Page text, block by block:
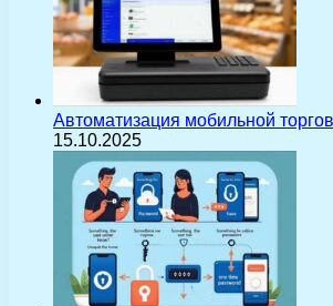
Автоматизация мобильной
15.10.2025